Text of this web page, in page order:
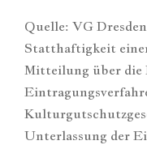
Quelle: VG
Statthaftigkeit
Mitteilung über die
Unterlassung der